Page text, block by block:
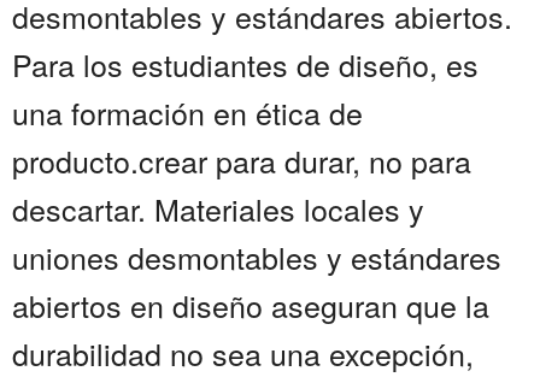
desmontables y estándares abiertos.
Para los estudiantes de diseño, es
una formación en ética de
producto.crear para durar, no para
descartar. Materiales locales y
uniones desmontables y estándares
abiertos en diseño aseguran que la
durabilidad no sea una excepción,